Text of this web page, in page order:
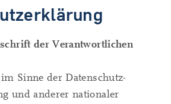
der Verantwortlichen
Sinne der Datenschutz-
und anderer nationaler